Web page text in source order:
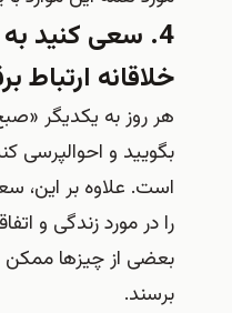
4. سعی کنید
خلاقانه ارتباط
هر روز به یکدیگر
بگویید و احوالپرسی
است. علاوه بر این،
را در مورد زندگی و
بعضی از چیزها ممکن
برسند.